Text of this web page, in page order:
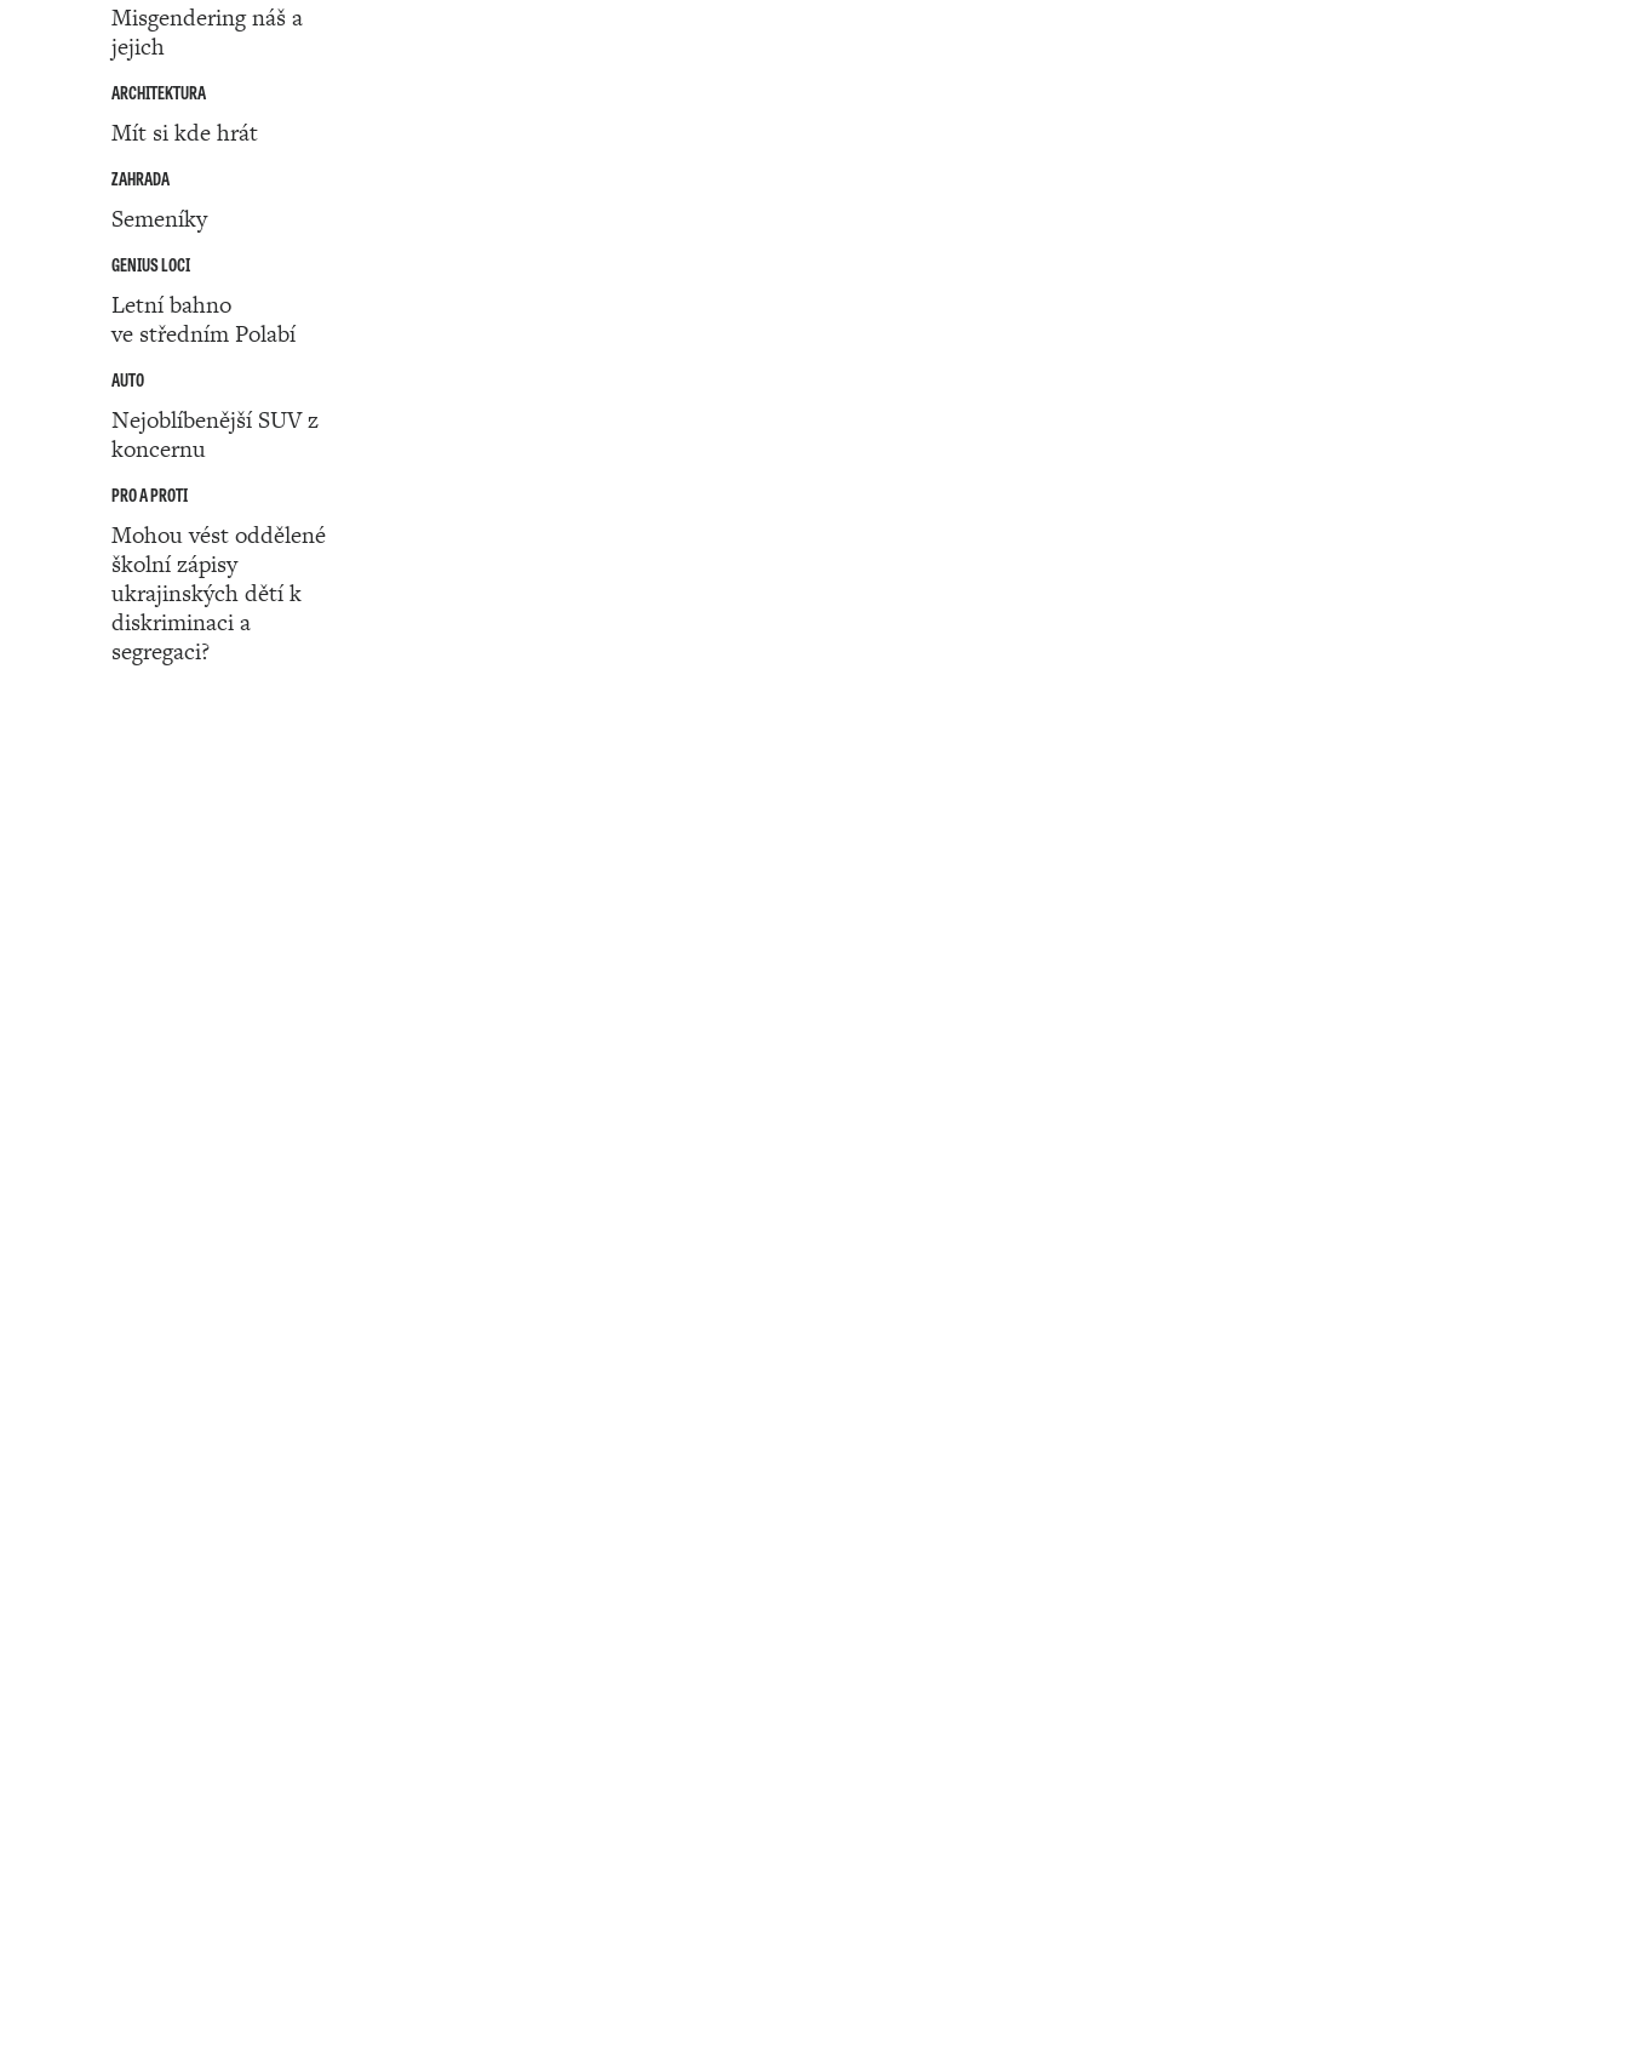
Misgendering náš a
jejich
ARCHITEKTURA
Mít si kde hrát
ZAHRADA
Semeníky
GENIUS LOCI
Letní bahno
ve středním Polabí
AUTO
Nejoblíbenější SUV z
koncernu
PRO A PROTI
Mohou vést oddělené
školní zápisy
ukrajinských dětí k
diskriminaci a
segregaci?